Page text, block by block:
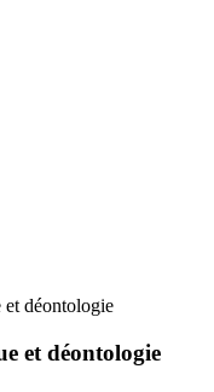
déontologie
et déontologie